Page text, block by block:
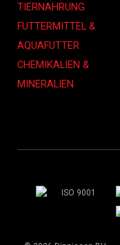
TIERNAHRUNG
FUTTERMITTEL &
AQUAFUTTER
CHEMIKALIEN &
MINERALIEN